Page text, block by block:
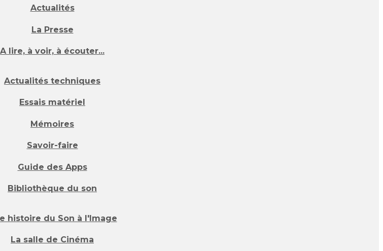
Actualités
La Presse
A lire, à voir, à écouter...
Actualités techniques
Essais matériel
Mémoires
Savoir-faire
Guide des Apps
Bibliothèque du son
histoire du Son à l'Image
La salle de Cinéma